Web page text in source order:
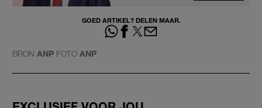
GOED ARTIKEL? DELEN MAAR.
BRON ANP FOTO ANP